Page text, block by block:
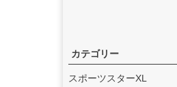
ました。
2024.12
カテゴリー
スポーツスターXL